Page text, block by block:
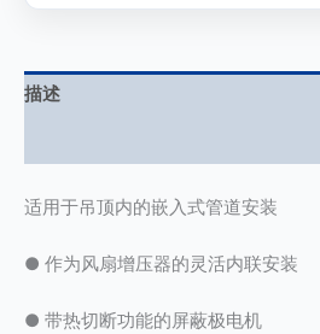
描述
适用于吊顶内的嵌入式管道安装
● 作为风扇增压器的灵活内联安装
● 带热切断功能的屏蔽极电机